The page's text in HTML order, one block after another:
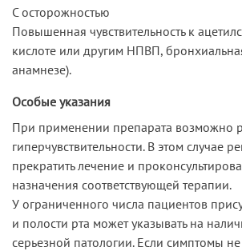
С осторожностью
Повышенная чувствительность к
кислоте или другим НПВП,
анамнезе).
Особые указания
При применении препарата возможно
гиперчувствительности. В этом случае
прекратить лечение и
назначения соответствующей терапии.
У ограниченного числа пациентов
и полости рта может указывать на
серьезной патологии. Если симптомы